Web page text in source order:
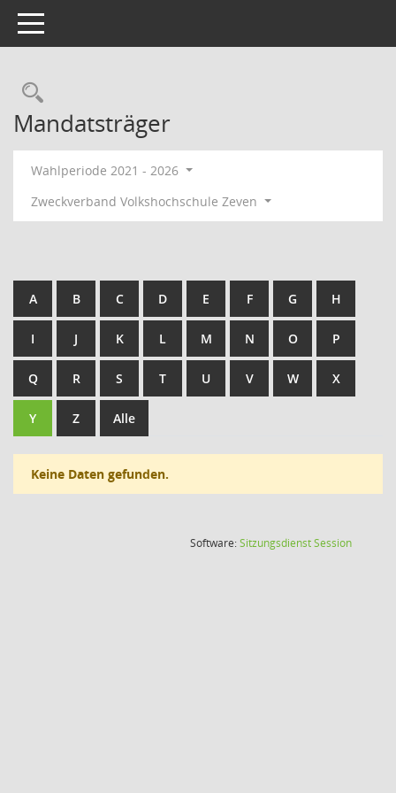
Toggle navigation
Rechercheauswahl
Mandatsträger
Wahlperiode 2021 - 2026
Zweckverband Volkshochschule Zeven
A B C D E F G H
I J K L M N O P
Q R S T U V W X
Y Z Alle
Keine Daten gefunden.
Software:SitzungsdienstSession(Wird in